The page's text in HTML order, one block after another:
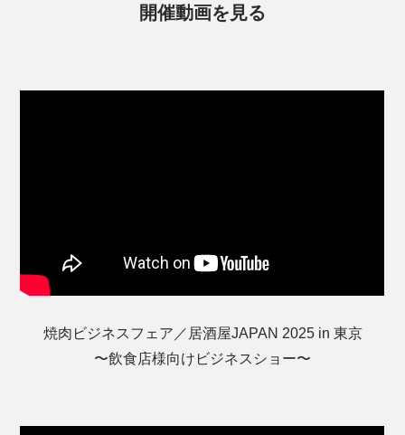
開催動画を見る
焼肉ビジネスフェア／居酒屋JAPAN 2025 in 東京
〜飲食店様向けビジネスショー〜